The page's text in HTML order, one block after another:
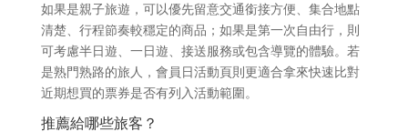
如果是親子旅遊，可以優先留意交通銜接方便、集合地點
清楚、行程節奏較穩定的商品；如果是第一次自由行，則
可考慮半日遊、一日遊、接送服務或包含導覽的體驗。若
是熟門熟路的旅人，會員日活動頁則更適合拿來快速比對
近期想買的票券是否有列入活動範圍。
推薦給哪些旅客？